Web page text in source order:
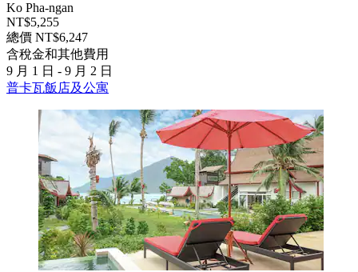
Ko Pha-ngan
NT$5,255
總價 NT$6,247
含稅金和其他費用
9 月 1 日 - 9 月 2 日
普卡瓦飯店及公寓